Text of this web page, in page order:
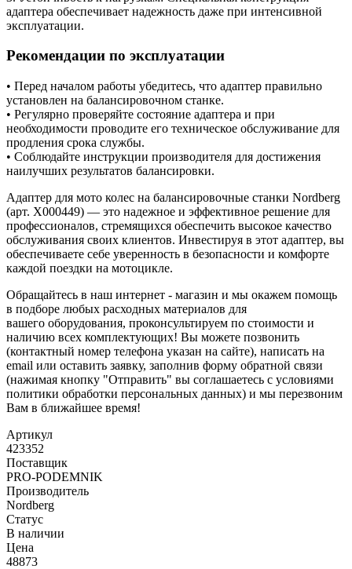
адаптера обеспечивает надежность даже при интенсивной
эксплуатации.
Рекомендации по эксплуатации
• Перед началом работы убедитесь, что адаптер правильно
установлен на балансировочном станке.
• Регулярно проверяйте состояние адаптера и при
необходимости проводите его техническое обслуживание для
продления срока службы.
• Соблюдайте инструкции производителя для достижения
наилучших результатов балансировки.
Адаптер для мото колес на балансировочные станки Nordberg
(арт. X000449) — это надежное и эффективное решение для
профессионалов, стремящихся обеспечить высокое качество
обслуживания своих клиентов. Инвестируя в этот адаптер, вы
обеспечиваете себе уверенность в безопасности и комфорте
каждой поездки на мотоцикле.
Обращайтесь в наш интернет - магазин и мы окажем помощь
в подборе любых расходных материалов для
вашего оборудования, проконсультируем по стоимости и
наличию всех комплектующих! Вы можете позвонить
(контактный номер телефона указан на сайте), написать на
email или оставить заявку, заполнив форму обратной связи
(нажимая кнопку "Отправить" вы соглашаетесь с условиями
политики обработки персональных данных) и мы перезвоним
Вам в ближайшее время!
Артикул
423352
Поставщик
PRO-PODEMNIK
Производитель
Nordberg
Статус
В наличии
Цена
48873